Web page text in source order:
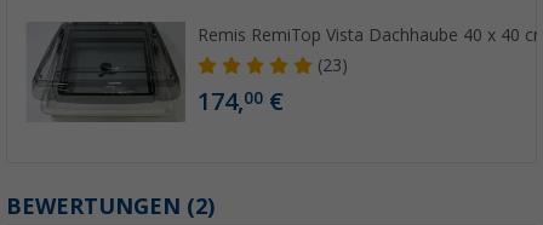
Remis RemiTop Vista Dachhaube 40 x 40
(23)
174,00 €
BEWERTUNGEN (2)